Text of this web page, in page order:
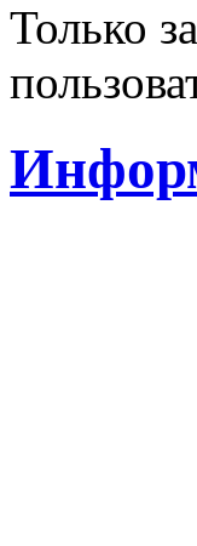
Только